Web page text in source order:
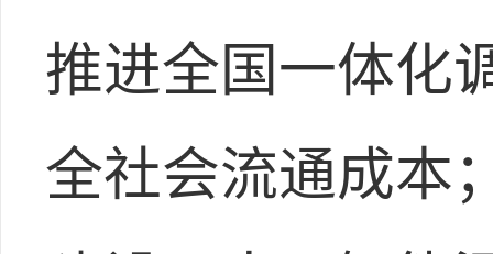
推进全国一体化
全社会流通成本